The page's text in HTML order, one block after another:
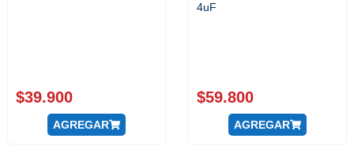
$39.900
AGREGAR
4uF
$59.800
AGREGAR